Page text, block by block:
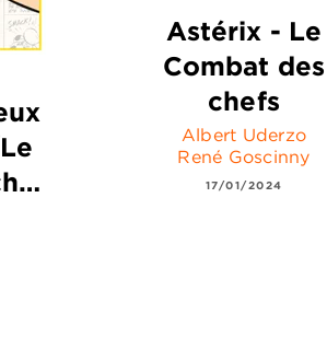
Astérix - Le
Combat des
chefs
Albert Uderzo
René Goscinny
17/01/2024